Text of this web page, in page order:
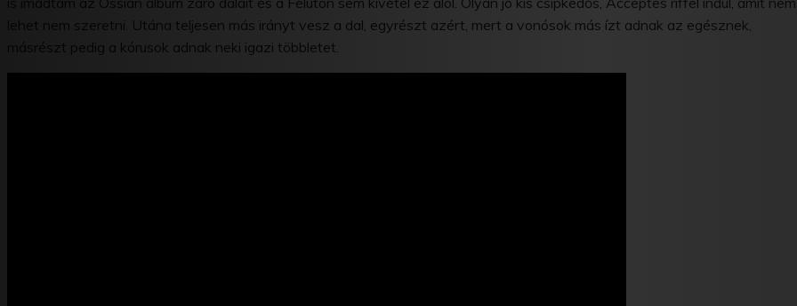
lehet nem szeretni. Utána teljesen más irányt vesz a dal, egyrészt azért, mert a vonósok más ízt adnak az egésznek,
másrészt pedig a kórusok adnak neki igazi többletet.